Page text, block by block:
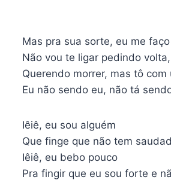
Mas pra sua sorte, eu me
Não vou te ligar pedindo
Querendo morrer, mas tô
Eu não sendo eu, não tá
Iêiê, eu sou alguém
Que finge que não tem
Iêiê, eu bebo pouco
Pra fingir que eu sou forte e